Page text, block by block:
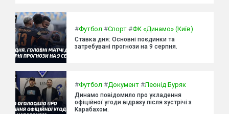
#Футбол #Спорт #ФК «Динамо» (Київ)
Ставка дня: Основні поєдинки та
затребувані прогнози на 9 серпня.
#Футбол #Документ #Леонід Буряк
Динамо повідомило про укладення
офіційної угоди відразу після зустрічі з
Карабахом.